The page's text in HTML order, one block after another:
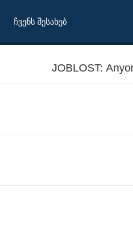
ჩვენს შესახებ
JOBLOST: